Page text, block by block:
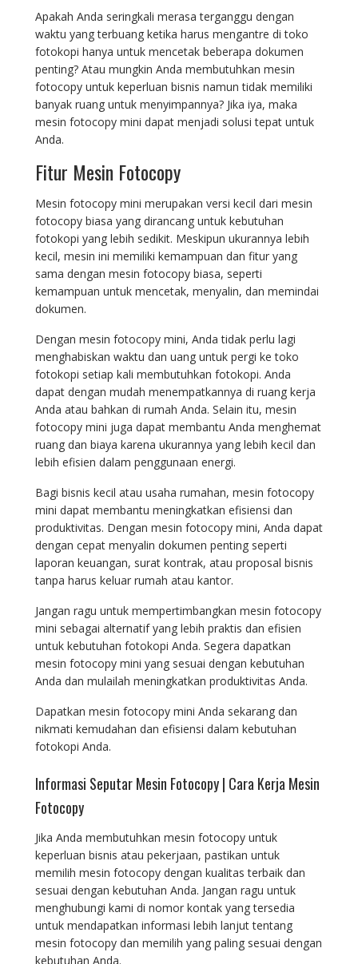
Apakah Anda seringkali merasa terganggu dengan
waktu yang terbuang ketika harus mengantre di toko
fotokopi hanya untuk mencetak beberapa dokumen
penting? Atau mungkin Anda membutuhkan mesin
fotocopy untuk keperluan bisnis namun tidak memiliki
banyak ruang untuk menyimpannya? Jika iya, maka
mesin fotocopy mini dapat menjadi solusi tepat untuk
Anda.
Fitur Mesin Fotocopy
Mesin fotocopy mini merupakan versi kecil dari mesin
fotocopy biasa yang dirancang untuk kebutuhan
fotokopi yang lebih sedikit. Meskipun ukurannya lebih
kecil, mesin ini memiliki kemampuan dan fitur yang
sama dengan mesin fotocopy biasa, seperti
kemampuan untuk mencetak, menyalin, dan memindai
dokumen.
Dengan mesin fotocopy mini, Anda tidak perlu lagi
menghabiskan waktu dan uang untuk pergi ke toko
fotokopi setiap kali membutuhkan fotokopi. Anda
dapat dengan mudah menempatkannya di ruang kerja
Anda atau bahkan di rumah Anda. Selain itu, mesin
fotocopy mini juga dapat membantu Anda menghemat
ruang dan biaya karena ukurannya yang lebih kecil dan
lebih efisien dalam penggunaan energi.
Bagi bisnis kecil atau usaha rumahan, mesin fotocopy
mini dapat membantu meningkatkan efisiensi dan
produktivitas. Dengan mesin fotocopy mini, Anda dapat
dengan cepat menyalin dokumen penting seperti
laporan keuangan, surat kontrak, atau proposal bisnis
tanpa harus keluar rumah atau kantor.
Jangan ragu untuk mempertimbangkan mesin fotocopy
mini sebagai alternatif yang lebih praktis dan efisien
untuk kebutuhan fotokopi Anda. Segera dapatkan
mesin fotocopy mini yang sesuai dengan kebutuhan
Anda dan mulailah meningkatkan produktivitas Anda.
Dapatkan mesin fotocopy mini Anda sekarang dan
nikmati kemudahan dan efisiensi dalam kebutuhan
fotokopi Anda.
Informasi Seputar Mesin Fotocopy | Cara Kerja Mesin
Fotocopy
Jika Anda membutuhkan mesin fotocopy untuk
keperluan bisnis atau pekerjaan, pastikan untuk
memilih mesin fotocopy dengan kualitas terbaik dan
sesuai dengan kebutuhan Anda. Jangan ragu untuk
menghubungi kami di nomor kontak yang tersedia
untuk mendapatkan informasi lebih lanjut tentang
mesin fotocopy dan memilih yang paling sesuai dengan
kebutuhan Anda.